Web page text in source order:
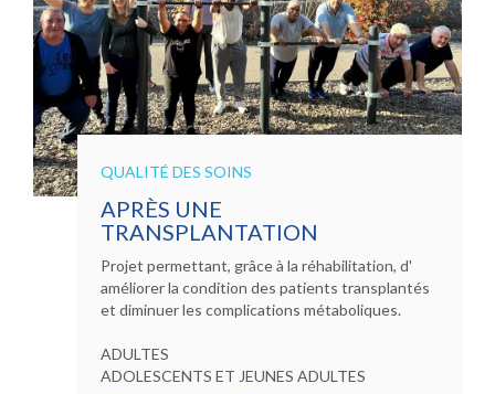
QUALITÉ DES SOINS
APRÈS UNE
TRANSPLANTATION
Projet permettant, grâce à la réhabilitation, d'
améliorer la condition des patients transplantés
et diminuer les complications métaboliques.
ADULTES
ADOLESCENTS ET JEUNES ADULTES